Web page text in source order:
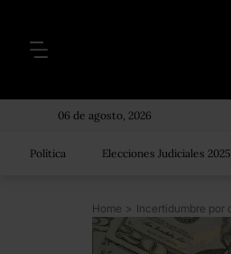
06 de agosto, 2026
Política Elecciones Judiciales 2025
Home >